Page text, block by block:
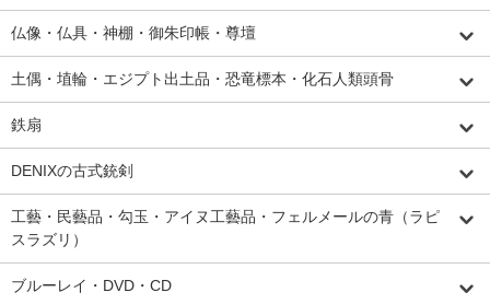
仏像・仏具・神棚・御朱印帳・尊壇
土偶・埴輪・エジプト出土品・恐竜標本・化石人類頭骨
鉄扇
DENIXの古式銃剣
工藝・民藝品・勾玉・アイヌ工藝品・フェルメールの青（ラピ
スラズリ）
ブルーレイ・DVD・CD